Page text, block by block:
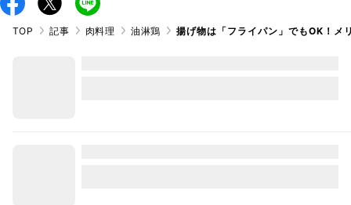
TOP 記事 肉料理 油淋鶏 揚げ物は「フライパン」でもOK！メ